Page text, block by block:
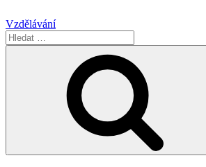
Vzdělávání
Hledat: